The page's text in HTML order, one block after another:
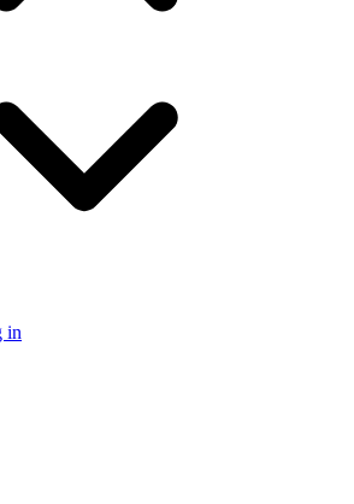
in